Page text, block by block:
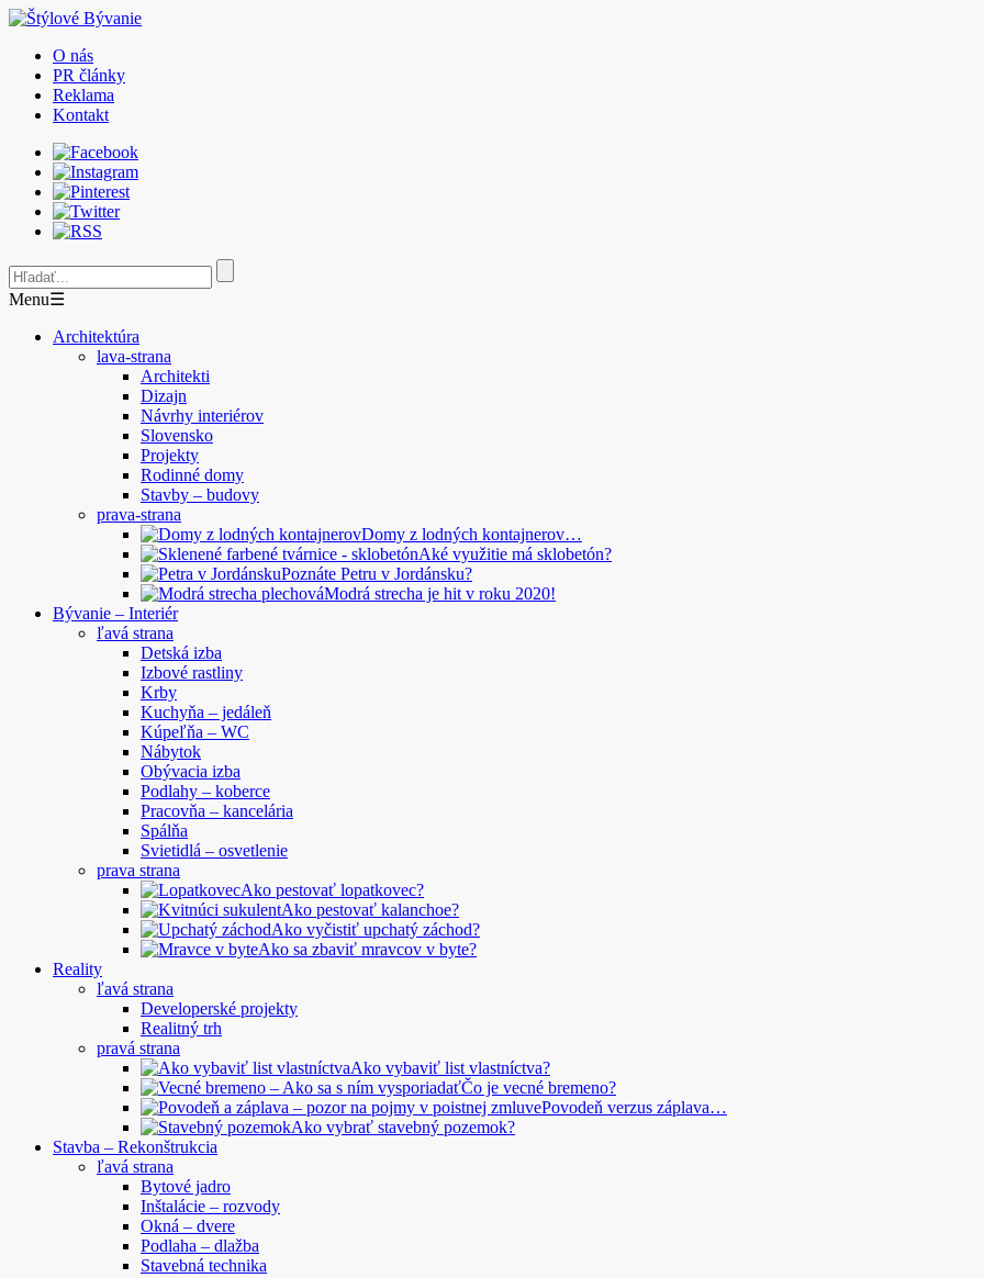
O nás
PR články
Reklama
Kontakt
Menu☰
Architektúra
lava-strana
Architekti
Dizajn
Návrhy interiérov
Slovensko
Projekty
Rodinné domy
Stavby – budovy
prava-strana
Domy z lodných kontajnerov…
Aké využitie má sklobetón?
Poznáte Petru v Jordánsku?
Modrá strecha je hit v roku 2020!
Bývanie – Interiér
ľavá strana
Detská izba
Izbové rastliny
Krby
Kuchyňa – jedáleň
Kúpeľňa – WC
Nábytok
Obývacia izba
Podlahy – koberce
Pracovňa – kancelária
Spálňa
Svietidlá – osvetlenie
prava strana
Ako pestovať lopatkovec?
Ako pestovať kalanchoe?
Ako vyčistiť upchatý záchod?
Ako sa zbaviť mravcov v byte?
Reality
ľavá strana
Developerské projekty
Realitný trh
pravá strana
Ako vybaviť list vlastníctva?
Čo je vecné bremeno?
Povodeň verzus záplava…
Ako vybrať stavebný pozemok?
Stavba – Rekonštrukcia
ľavá strana
Bytové jadro
Inštalácie – rozvody
Okná – dvere
Podlaha – dlažba
Stavebná technika